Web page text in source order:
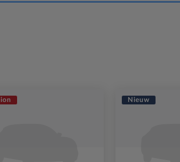
Nieuw